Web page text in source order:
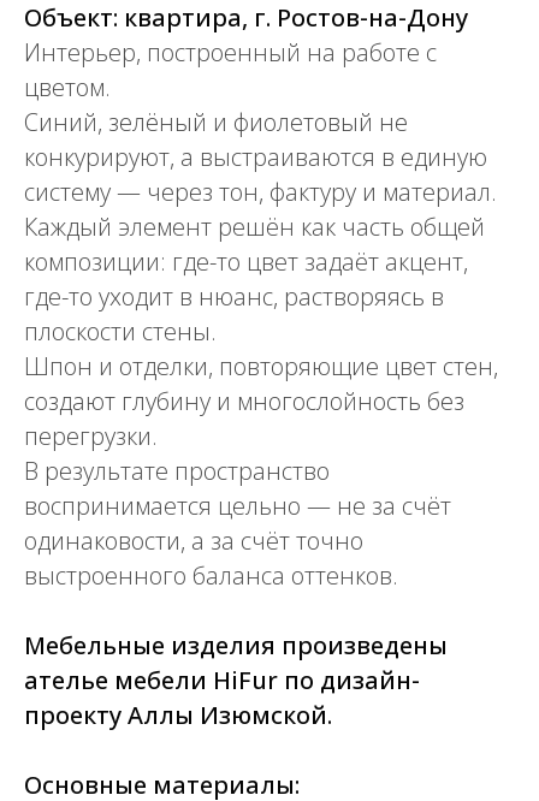
Объект: квартира, г. Ростов-на-Дону
Интерьер, построенный на работе с
цветом.
Синий, зелёный и фиолетовый не
конкурируют, а выстраиваются в единую
систему — через тон, фактуру и материал.
Каждый элемент решён как часть общей
композиции: где-то цвет задаёт акцент,
где-то уходит в нюанс, растворяясь в
плоскости стены.
Шпон и отделки, повторяющие цвет стен,
создают глубину и многослойность без
перегрузки.
В результате пространство
воспринимается цельно — не за счёт
одинаковости, а за счёт точно
выстроенного баланса оттенков.
Мебельные изделия произведены
ателье мебели HiFur по дизайн-
проекту Аллы Изюмской.
Основные материалы: